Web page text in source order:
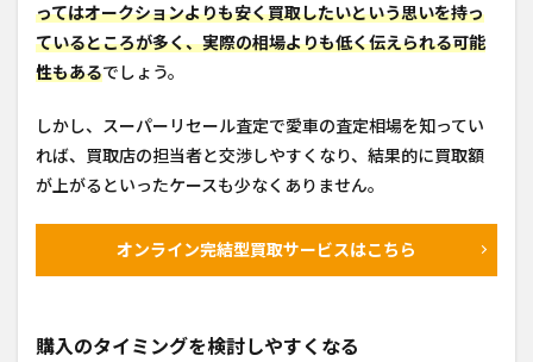
ってはオークションよりも安く買取したいという思いを持っ
ているところが多く、実際の相場よりも低く伝えられる可能
性もあるでしょう。
しかし、スーパーリセール査定で愛車の査定相場を知ってい
れば、買取店の担当者と交渉しやすくなり、結果的に買取額
が上がるといったケースも少なくありません。
オンライン完結型買取サービスはこちら
購入のタイミングを検討しやすくなる